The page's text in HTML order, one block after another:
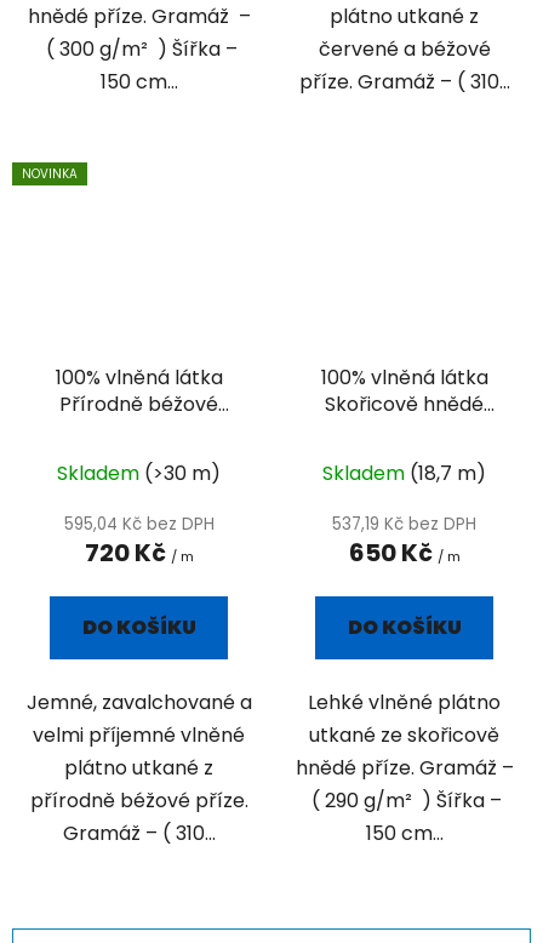
hnědé příze. Gramáž –
( 300 g/m² ) Šířka –
150 cm...
plátno utkané z
červené a béžové
příze. Gramáž – ( 310...
NOVINKA
100% vlněná látka
Přírodně béžové
Skladem (>30 m)
595,04 Kč bez DPH
720 Kč / m
DO KOŠÍKU
Jemné, zavalchované a
velmi příjemné vlněné
plátno utkané z
přírodně béžové příze.
Gramáž – ( 310...
100% vlněná látka
Skořicově hnědé
Skladem (18,7 m)
537,19 Kč bez DPH
650 Kč / m
DO KOŠÍKU
Lehké vlněné plátno
utkané ze skořicově
hnědé příze. Gramáž –
( 290 g/m² ) Šířka –
150 cm...